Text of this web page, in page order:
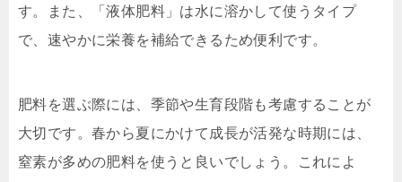
す。また、「液体肥料」は水に溶かして使うタイプ
で、速やかに栄養を補給できるため便利です。
肥料を選ぶ際には、季節や生育段階も考慮することが
大切です。春から夏にかけて成長が活発な時期には、
窒素が多めの肥料を使うと良いでしょう。これによ